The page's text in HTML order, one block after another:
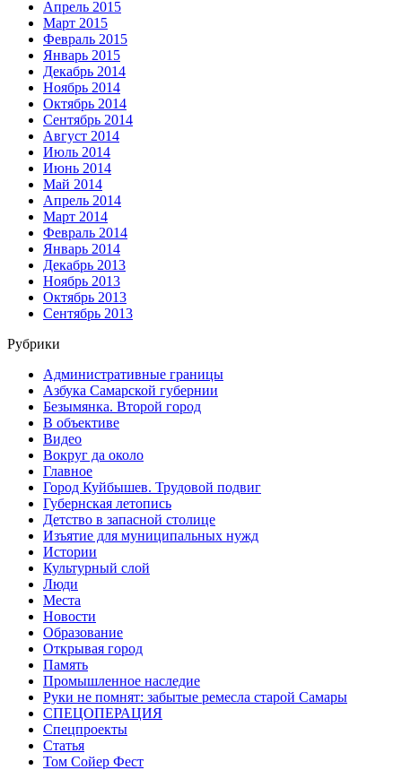
Апрель 2015
Март 2015
Февраль 2015
Январь 2015
Декабрь 2014
Ноябрь 2014
Октябрь 2014
Сентябрь 2014
Август 2014
Июль 2014
Июнь 2014
Май 2014
Апрель 2014
Март 2014
Февраль 2014
Январь 2014
Декабрь 2013
Ноябрь 2013
Октябрь 2013
Сентябрь 2013
Рубрики
Административные границы
Азбука Самарской губернии
Безымянка. Второй город
В объективе
Видео
Вокруг да около
Главное
Город Куйбышев. Трудовой подвиг
Губернская летопись
Детство в запасной столице
Изъятие для муниципальных нужд
Истории
Культурный слой
Люди
Места
Новости
Образование
Открывая город
Память
Промышленное наследие
Руки не помнят: забытые ремесла старой Самары
СПЕЦОПЕРАЦИЯ
Спецпроекты
Статья
Том Сойер Фест